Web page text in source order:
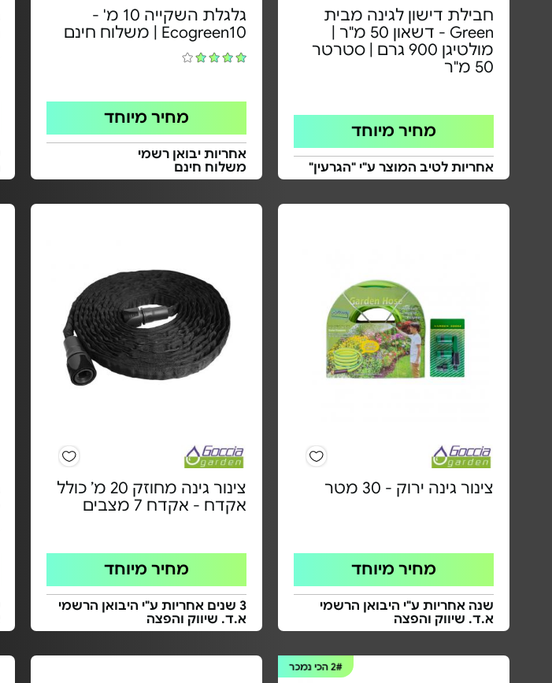
חבילת דישון לגינה מבית
Green - דשאון 50 מ"ר |
מולטיגן 900 גרם | סטרטר
50 מ"ר
מחיר מיוחד
אחריות לטיב המוצר ע"י "הגרעין"
גלגלת השקייה 10 מ' -
Ecogreen10 | משלוח חינם
מחיר מיוחד
אחריות יבואן רשמי
משלוח חינם
צינור גינה ירוק - 30 מטר
מחיר מיוחד
שנה אחריות ע"י היבואן הרשמי
א.ד. שיווק והפצה
צינור גינה מחוזק 20 מ’ כולל
אקדח - אקדח 7 מצבים
מחיר מיוחד
3 שנים אחריות ע"י היבואן הרשמי
א.ד. שיווק והפצה
2#הכי נמכר